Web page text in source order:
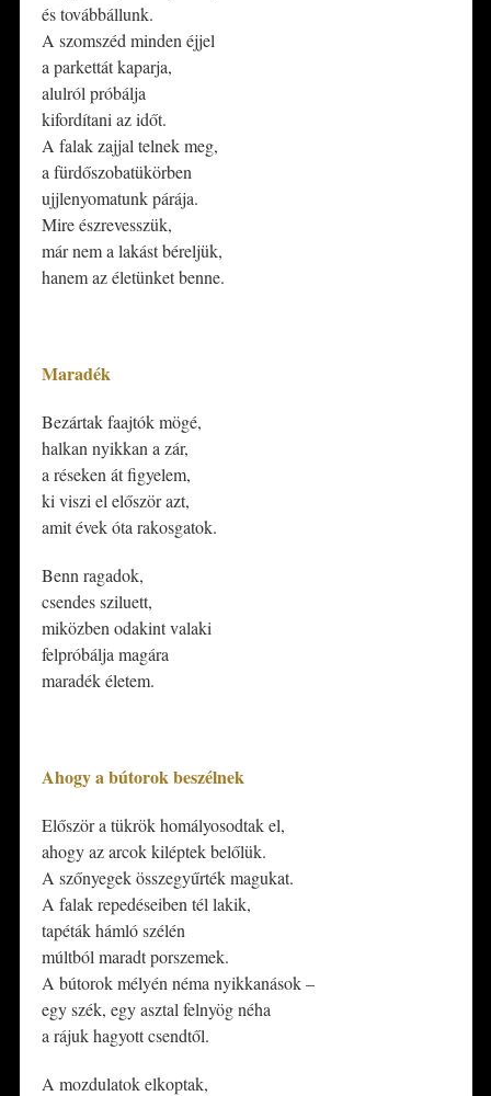
és továbbállunk.
A szomszéd minden éjjel
a parkettát kaparja,
alulról próbálja
kifordítani az időt.
A falak zajjal telnek meg,
a fürdőszobatükörben
ujjlenyomatunk párája.
Mire észrevesszük,
már nem a lakást béreljük,
hanem az életünket benne.
Maradék
Bezártak faajtók mögé,
halkan nyikkan a zár,
a réseken át figyelem,
ki viszi el először azt,
amit évek óta rakosgatok.
Benn ragadok,
csendes sziluett,
miközben odakint valaki
felpróbálja magára
maradék életem.
Ahogy a bútorok beszélnek
Először a tükrök homályosodtak el,
ahogy az arcok kiléptek belőlük.
A szőnyegek összegyűrték magukat.
A falak repedéseiben tél lakik,
tapéták hámló szélén
múltból maradt porszemek.
A bútorok mélyén néma nyikkanások –
egy szék, egy asztal felnyög néha
a rájuk hagyott csendtől.
A mozdulatok elkoptak,